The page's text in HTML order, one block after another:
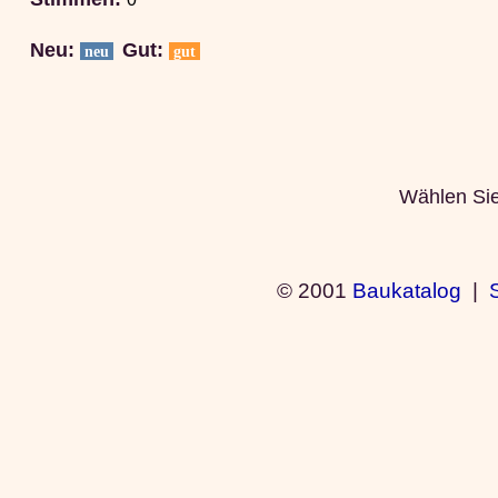
Neu: neu Gut: gut
Wählen
© 2001 Baukatalog |